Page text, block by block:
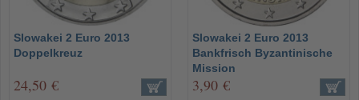
Slowakei 2 Euro 2013
Doppelkreuz
24,50 €
Slowakei 2 Euro 2013
Bankfrisch Byzantinische
Mission
3,90 €